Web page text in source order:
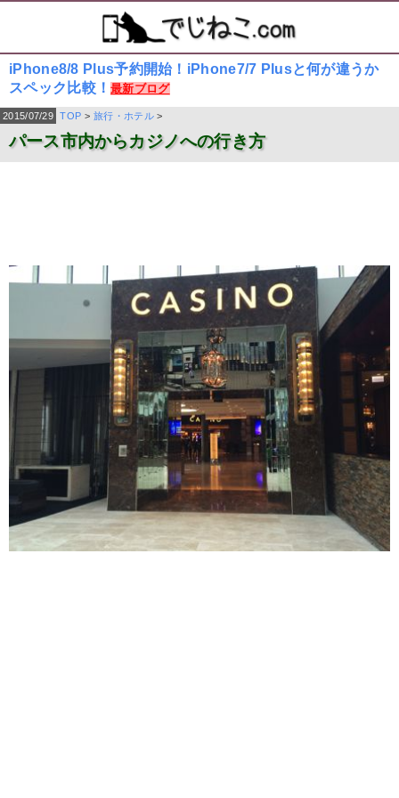
iPhone8/8 Plus予約開始！iPhone7/7 Plusと何が違うか
スペック比較！最新ブログ
2015/07/29 TOP > 旅行・ホテル>
パース市内からカジノへの行き方